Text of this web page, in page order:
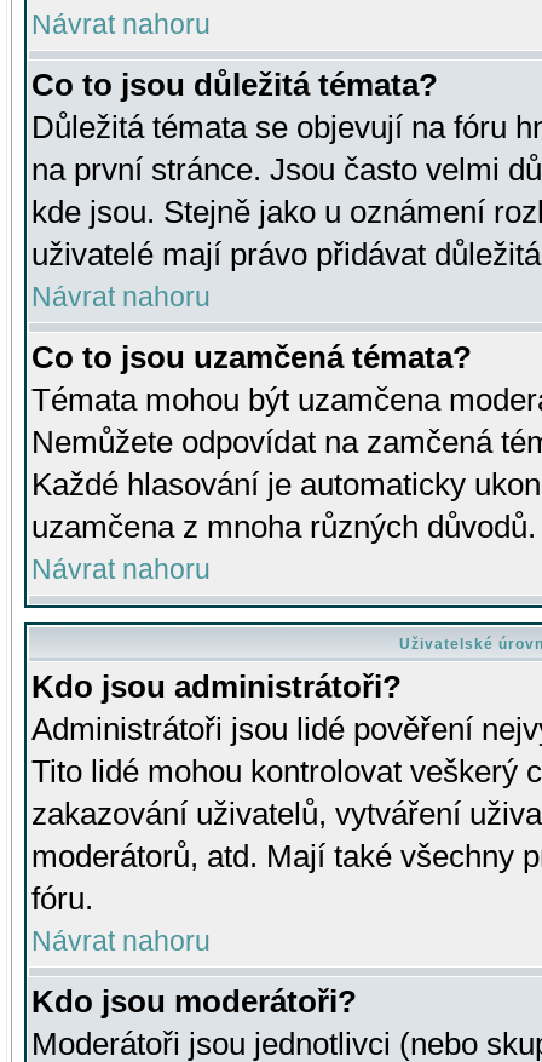
Návrat nahoru
Co to jsou důležitá témata?
Důležitá témata se objevují na fóru
na první stránce. Jsou často velmi
kde jsou. Stejně jako u oznámení
uživatelé mají právo přidávat
Návrat nahoru
Co to jsou uzamčená témata?
Témata mohou být uzamčena
Nemůžete odpovídat na zamčená
Každé hlasování je automaticky
uzamčena z mnoha různých důvodů.
Návrat nahoru
Uživatelské
Kdo jsou administrátoři?
Administrátoři jsou lidé pověření
Tito lidé mohou kontrolovat veškerý
zakazování uživatelů, vytváření
moderátorů, atd. Mají také všechny
fóru.
Návrat nahoru
Kdo jsou moderátoři?
Moderátoři jsou jednotlivci (nebo